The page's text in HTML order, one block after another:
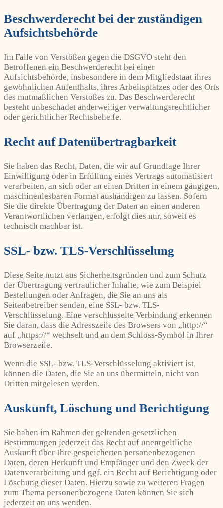
Beschwerde­recht bei der zuständigen
Aufsichts­behörde
Im Falle von Verstößen gegen die DSGVO steht den
Betroffenen ein Beschwerderecht bei einer
Aufsichtsbehörde, insbesondere in dem Mitgliedstaat ihres
gewöhnlichen Aufenthalts, ihres Arbeitsplatzes oder des Orts
des mutmaßlichen Verstoßes zu. Das Beschwerderecht
besteht unbeschadet anderweitiger verwaltungsrechtlicher
oder gerichtlicher Rechtsbehelfe.
Recht auf Daten­übertrag­barkeit
Sie haben das Recht, Daten, die wir auf Grundlage Ihrer
Einwilligung oder in Erfüllung eines Vertrags automatisiert
verarbeiten, an sich oder an einen Dritten in einem gängigen,
maschinenlesbaren Format aushändigen zu lassen. Sofern
Sie die direkte Übertragung der Daten an einen anderen
Verantwortlichen verlangen, erfolgt dies nur, soweit es
technisch machbar ist.
SSL- bzw. TLS-Verschlüsselung
Diese Seite nutzt aus Sicherheitsgründen und zum Schutz
der Übertragung vertraulicher Inhalte, wie zum Beispiel
Bestellungen oder Anfragen, die Sie an uns als
Seitenbetreiber senden, eine SSL- bzw. TLS-
Verschlüsselung. Eine verschlüsselte Verbindung erkennen
Sie daran, dass die Adresszeile des Browsers von „http://“
auf „https://“ wechselt und an dem Schloss-Symbol in Ihrer
Browserzeile.
Wenn die SSL- bzw. TLS-Verschlüsselung aktiviert ist,
können die Daten, die Sie an uns übermitteln, nicht von
Dritten mitgelesen werden.
Auskunft, Löschung und Berichtigung
Sie haben im Rahmen der geltenden gesetzlichen
Bestimmungen jederzeit das Recht auf unentgeltliche
Auskunft über Ihre gespeicherten personenbezogenen
Daten, deren Herkunft und Empfänger und den Zweck der
Datenverarbeitung und ggf. ein Recht auf Berichtigung oder
Löschung dieser Daten. Hierzu sowie zu weiteren Fragen
zum Thema personenbezogene Daten können Sie sich
jederzeit an uns wenden.